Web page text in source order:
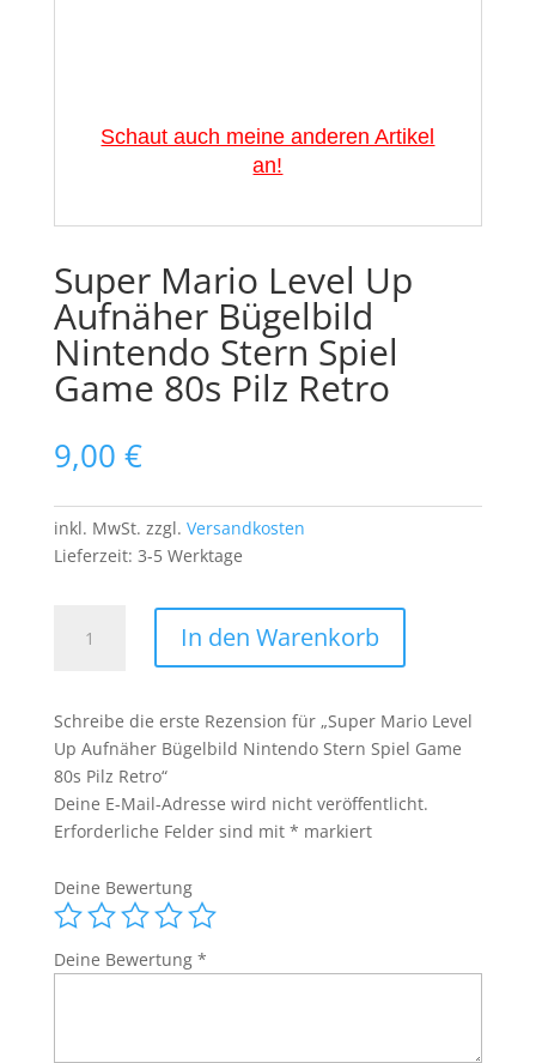
Schaut auch meine anderen Artikel
an!
Super Mario Level Up
Aufnäher Bügelbild
Nintendo Stern Spiel
Game 80s Pilz Retro
9,00 €
inkl. MwSt. zzgl. Versandkosten
Lieferzeit: 3-5 Werktage
Mario
Aufnäher
Bügelbild
Nintendo
Stern
Spiel
80s
Pilz
Retro
Menge
In den Warenkorb
Schreibe die erste Rezension für „Super Mario Level
Up Aufnäher Bügelbild Nintendo Stern Spiel Game
80s Pilz Retro“
Deine E-Mail-Adresse wird nicht veröffentlicht.
Erforderliche Felder sind mit * markiert
Deine Bewertung
Deine Bewertung *